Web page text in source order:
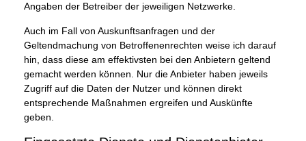
Angaben der Betreiber der jeweiligen Netzwerke.
Auch im Fall von Auskunftsanfragen und der
Geltendmachung von Betroffenenrechten weise ich darauf
hin, dass diese am effektivsten bei den Anbietern geltend
gemacht werden können. Nur die Anbieter haben jeweils
Zugriff auf die Daten der Nutzer und können direkt
entsprechende Maßnahmen ergreifen und Auskünfte
geben.